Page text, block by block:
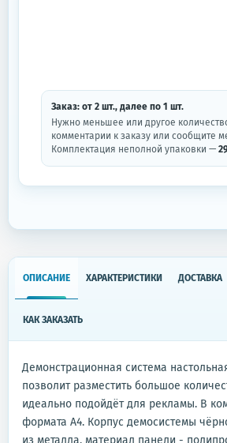
Заказ: от 2 шт., далее по 1 шт.
Нужно меньшее или другое
комментарии к заказу или сообщите
Комплектация неполной упаковки —
ОПИСАНИЕ ХАРАКТЕРИСТИКИ ДОСТАВКА
КАК ЗАКАЗАТЬ
Демонстрационная система
позволит разместить большое
идеально подойдёт для рекламы. В
формата А4. Корпус демосистемы
из металла, материал панели -